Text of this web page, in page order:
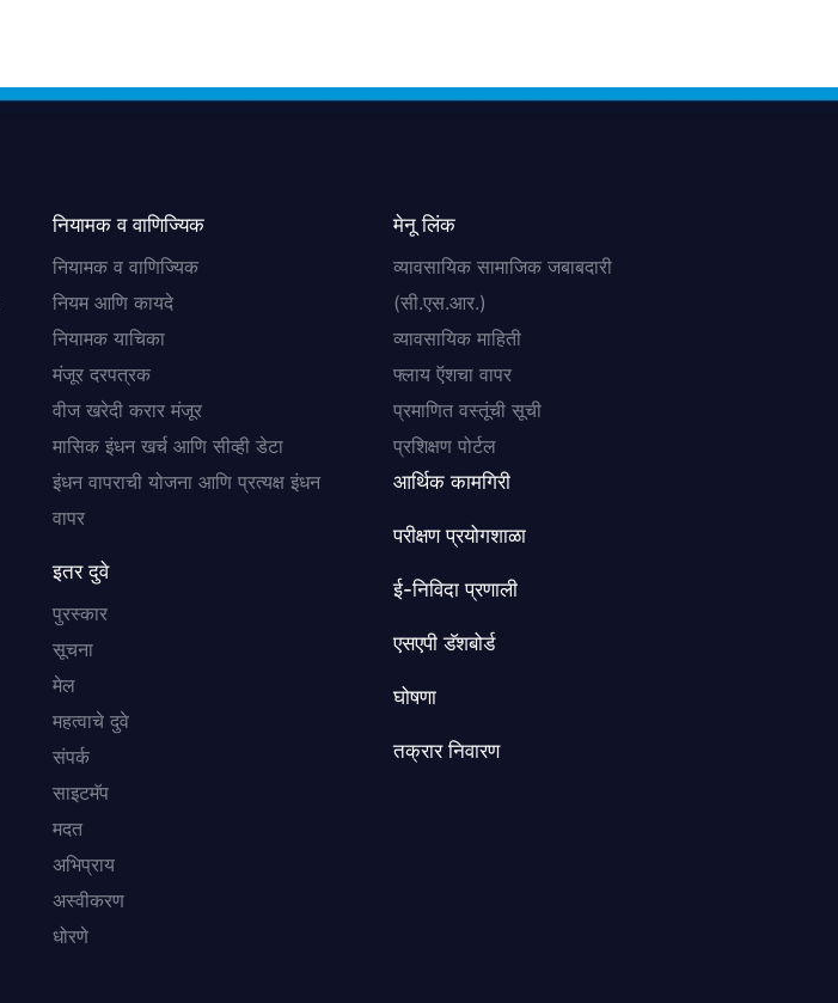
नियामक व वाणिज्यिक
नियामक व वाणिज्यिक
नियम आणि कायदे
नियामक याचिका
मंजूर दरपत्रक
वीज खरेदी करार मंजूर
मासिक इंधन खर्च आणि सीव्ही डेटा
इंधन वापराची योजना आणि प्रत्यक्ष इंधन
वापर
इतर दुवे
पुरस्कार
सूचना
मेल
महत्वाचे दुवे
संपर्क
साइटमॅप
मदत
अभिप्राय
अस्वीकरण
धोरणे
मेनू लिंक
व्यावसायिक सामाजिक जबाबदारी
(सी.एस.आर.)
व्यावसायिक माहिती
फ्लाय ऍशचा वापर
प्रमाणित वस्तूंची सूची
प्रशिक्षण पोर्टल
आर्थिक कामगिरी
परीक्षण प्रयोगशाळा
ई-निविदा प्रणाली
एसएपी डॅशबोर्ड
घोषणा
तक्रार निवारण